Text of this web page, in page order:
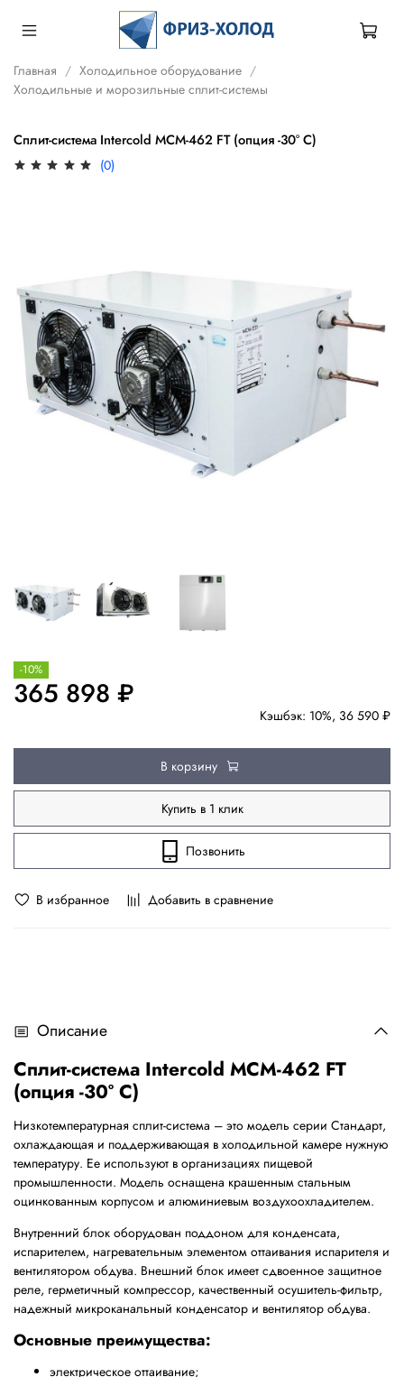
Главная
Холодильное оборудование
Холодильные и морозильные сплит-системы
Сплит-система Intercold МСМ-462 FT (опция -30° С)
(0)
В избранное Добавить в сравнение
Кэшбэк: 10%, 36 590 ₽
365 898 ₽
-10%
В корзину
Купить в 1 клик
Позвонить
Описание
Сплит-система Intercold МСМ-462 FT
(опция -30° С)
Низкотемпературная сплит-система – это модель серии Стандарт,
охлаждающая и поддерживающая в холодильной камере нужную
температуру. Ее используют в организациях пищевой
промышленности. Модель оснащена крашенным стальным
оцинкованным корпусом и алюминиевым воздухоохладителем.
Внутренний блок оборудован поддоном для конденсата,
испарителем, нагревательным элементом оттаивания испарителя и
вентилятором обдува. Внешний блок имеет сдвоенное защитное
реле, герметичный компрессор, качественный осушитель-фильтр,
надежный микроканальный конденсатор и вентилятор обдува.
Основные преимущества:
электрическое оттаивание;